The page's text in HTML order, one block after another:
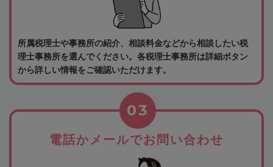
所属税理士や事務所の紹介、相談料金などから相談したい税
理士事務所を選んでください。各税理士事務所は詳細ボタン
から詳しい情報をご確認いただけます。
電話かメールでお問い合わせ
03